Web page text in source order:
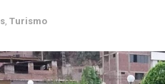
Turismo